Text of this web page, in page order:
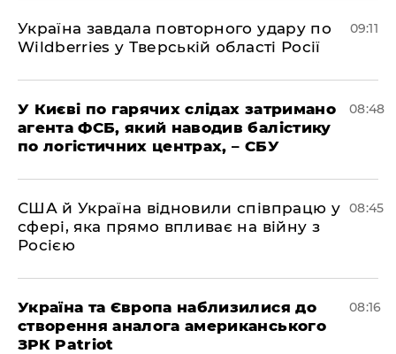
Україна завдала повторного удару по
Wildberries у Тверській області Росії
09:11
У Києві по гарячих слідах затримано
агента ФСБ, який наводив балістику
по логістичних центрах, – СБУ
08:48
США й Україна відновили співпрацю у
сфері, яка прямо впливає на війну з
Росією
08:45
Україна та Європа наблизилися до
створення аналога американського
ЗРК Patriot
08:16